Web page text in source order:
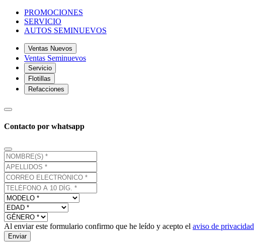
PROMOCIONES
SERVICIO
AUTOS SEMINUEVOS
Ventas Nuevos
Ventas Seminuevos
Servicio
Flotillas
Refacciones
Contacto por whatsapp
Al enviar este formulario confirmo que he leído y acepto el aviso de privacidad
Enviar